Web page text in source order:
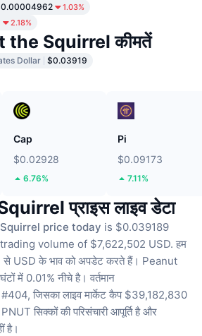
1.03%
2.18%
the Squirrel कीमतें
Dollar $0.03919
Cap
$0.02928
6.76%
Pi
$0.09173
7.11%
प्राइस लाइव डेटा
price today is $0.039189
volume of $7,622,502 USD. हम
से USD के भाव को अपडेट करते हैं। Peanut
में 0.01% नीचे है। वर्तमान
जिसका लाइव मार्केट कैप $39,182,830
सिक्कों की परिसंचारी आपूर्ति है और
है।